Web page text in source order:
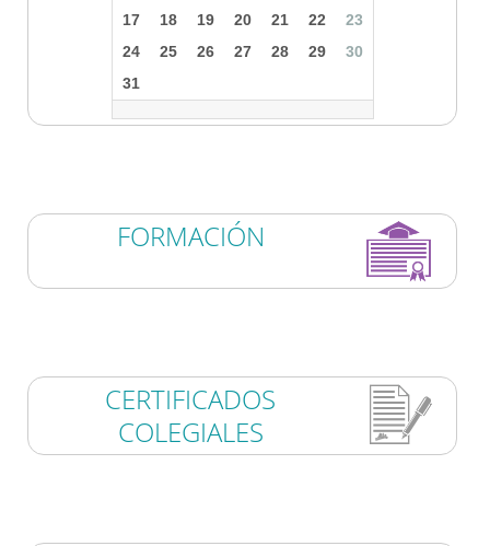
17
18 19 20 21 22
23
24
25 26 27 28 29
30
31
FORMACIÓN
CERTIFICADOS
COLEGIALES